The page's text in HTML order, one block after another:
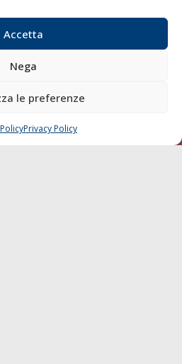
Accetta
Nega
le preferenze
Privacy Policy
di Navigazione
siamo
SCRIVI